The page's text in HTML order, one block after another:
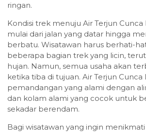
ringan.
Kondisi trek menuju Air Terjun
mulai dari jalan yang datar hingga
berbatu. Wisatawan harus berhati-
beberapa bagian trek yang licin,
hujan. Namun, semua usaha akan
ketika tiba di tujuan. Air Terjun Cunca
pemandangan yang alami dengan
dan kolam alami yang cocok untuk
sekadar berendam.
Bagi wisatawan yang ingin